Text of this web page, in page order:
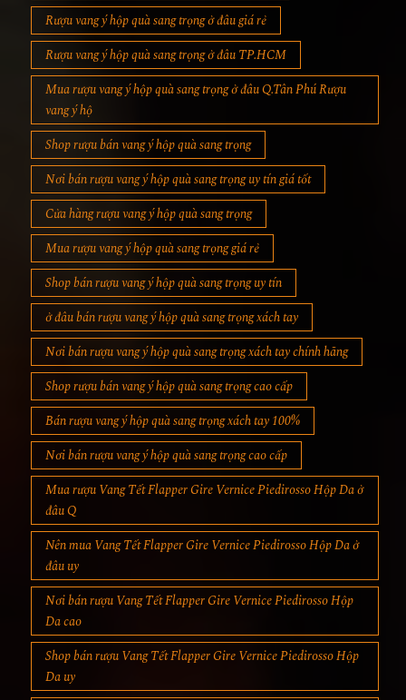
Rượu vang ý hộp quà sang trọng ở đâu giá rẻ
Rượu vang ý hộp quà sang trọng ở đâu TP.HCM
Mua rượu vang ý hộp quà sang trọng ở đâu Q.Tân Phú Rượu
vang ý hộ
Shop rượu bán vang ý hộp quà sang trọng
Nơi bán rượu vang ý hộp quà sang trọng uy tín giá tốt
Cửa hàng rượu vang ý hộp quà sang trọng
Mua rượu vang ý hộp quà sang trọng giá rẻ
Shop bán rượu vang ý hộp quà sang trọng uy tín
ở đâu bán rượu vang ý hộp quà sang trọng xách tay
Nơi bán rượu vang ý hộp quà sang trọng xách tay chính hãng
Shop rượu bán vang ý hộp quà sang trọng cao cấp
Bán rượu vang ý hộp quà sang trọng xách tay 100%
Nơi bán rượu vang ý hộp quà sang trọng cao cấp
Mua rượu Vang Tết Flapper Gire Vernice Piedirosso Hộp Da ở
đâu Q
Nên mua Vang Tết Flapper Gire Vernice Piedirosso Hộp Da ở
đâu uy
Nơi bán rượu Vang Tết Flapper Gire Vernice Piedirosso Hộp
Da cao
Shop bán rượu Vang Tết Flapper Gire Vernice Piedirosso Hộp
Da uy